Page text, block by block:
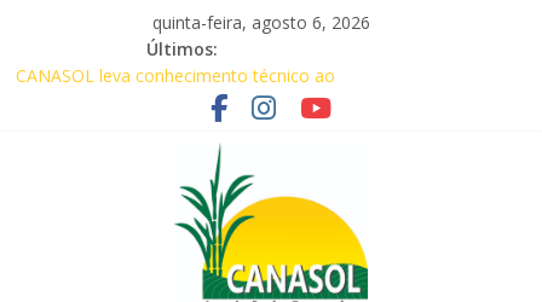
quinta-feira, agosto 6, 2026
Últimos:
CANASOL leva conhecimento técnico ao
Canasol marca presença na 1ª Edição do
Fator Biológico da Canaplan
Associados da Canasol participam da
Coopercitrus Expo 2026
Baile Junino (2026) – Canasol
Agricultores comemoram aprovação de
requerimentos de urgência para temas de